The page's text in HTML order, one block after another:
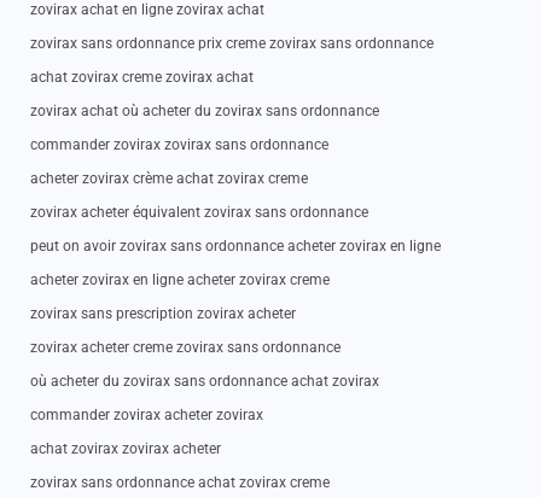
zovirax achat en ligne zovirax achat
zovirax sans ordonnance prix creme zovirax sans ordonnance
achat zovirax creme zovirax achat
zovirax achat où acheter du zovirax sans ordonnance
commander zovirax zovirax sans ordonnance
acheter zovirax crème achat zovirax creme
zovirax acheter équivalent zovirax sans ordonnance
peut on avoir zovirax sans ordonnance acheter zovirax en ligne
acheter zovirax en ligne acheter zovirax creme
zovirax sans prescription zovirax acheter
zovirax acheter creme zovirax sans ordonnance
où acheter du zovirax sans ordonnance achat zovirax
commander zovirax acheter zovirax
achat zovirax zovirax acheter
zovirax sans ordonnance achat zovirax creme